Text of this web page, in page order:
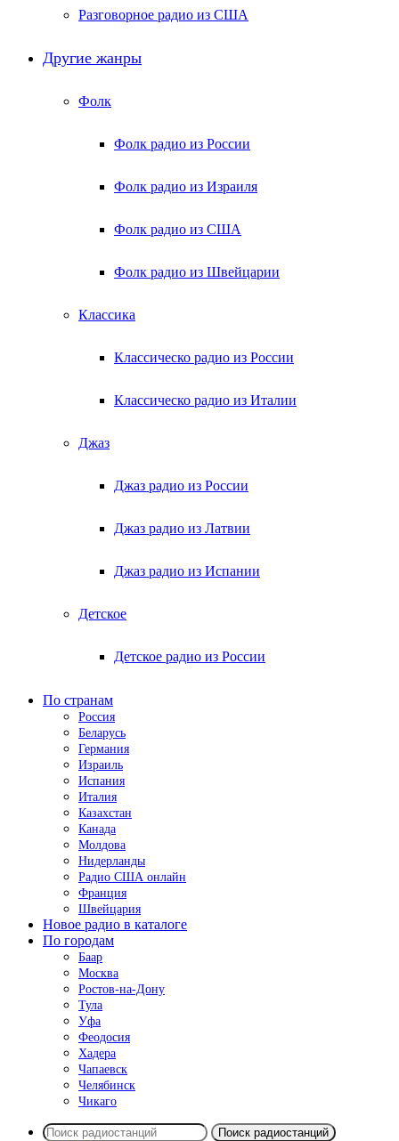
Разговорное радио из США
Другие жанры
Фолк
Фолк радио из России
Фолк радио из Израиля
Фолк радио из США
Фолк радио из Швейцарии
Классика
Классическо радио из России
Классическо радио из Италии
Джаз
Джаз радио из России
Джаз радио из Латвии
Джаз радио из Испании
Детское
Детское радио из России
По странам
Россия
Беларусь
Германия
Израиль
Испания
Италия
Казахстан
Канада
Молдова
Нидерланды
Радио США онлайн
Франция
Швейцария
Новое радио в каталоге
По городам
Баар
Москва
Ростов-на-Дону
Тула
Уфа
Феодосия
Хадера
Чапаевск
Челябинск
Чикаго
Поиск радиостанций